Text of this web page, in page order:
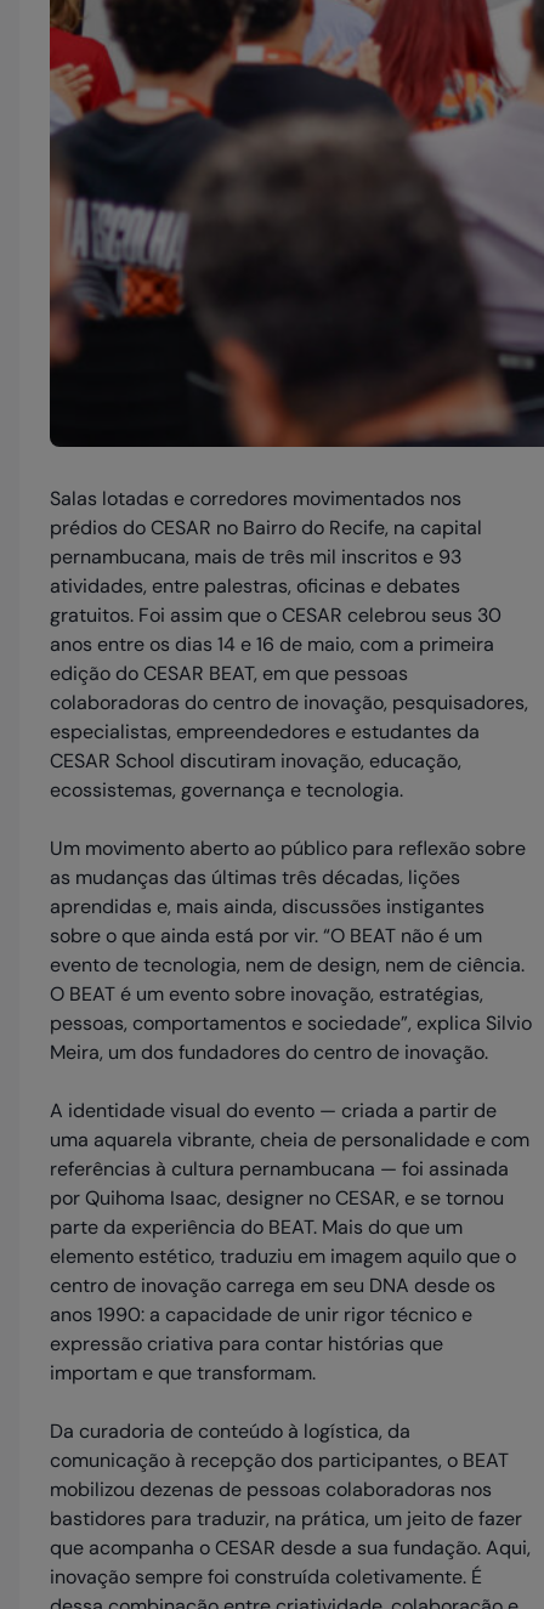
Salas lotadas e corredores movimentados nos
prédios do CESAR no Bairro do Recife, na capital
pernambucana, mais de três mil inscritos e 93
atividades, entre palestras, oficinas e debates
gratuitos. Foi assim que o CESAR celebrou seus 30
anos entre os dias 14 e 16 de maio, com a primeira
edição do CESAR BEAT, em que pessoas
colaboradoras do centro de inovação, pesquisadores,
especialistas, empreendedores e estudantes da
CESAR School discutiram inovação, educação,
ecossistemas, governança e tecnologia.
Um movimento aberto ao público para reflexão sobre
as mudanças das últimas três décadas, lições
aprendidas e, mais ainda, discussões instigantes
sobre o que ainda está por vir. “O BEAT não é um
evento de tecnologia, nem de design, nem de ciência.
O BEAT é um evento sobre inovação, estratégias,
pessoas, comportamentos e sociedade”, explica Silvio
Meira, um dos fundadores do centro de inovação.
A identidade visual do evento — criada a partir de
uma aquarela vibrante, cheia de personalidade e com
referências à cultura pernambucana — foi assinada
por Quihoma Isaac, designer no CESAR, e se tornou
parte da experiência do BEAT. Mais do que um
elemento estético, traduziu em imagem aquilo que o
centro de inovação carrega em seu DNA desde os
anos 1990: a capacidade de unir rigor técnico e
expressão criativa para contar histórias que
importam e que transformam.
Da curadoria de conteúdo à logística, da
comunicação à recepção dos participantes, o BEAT
mobilizou dezenas de pessoas colaboradoras nos
bastidores para traduzir, na prática, um jeito de fazer
que acompanha o CESAR desde a sua fundação. Aqui,
inovação sempre foi construída coletivamente. É